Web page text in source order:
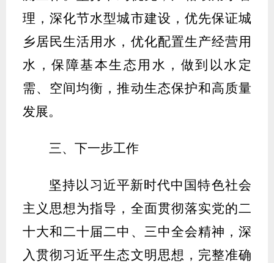
理，深化节水型城市建设，优先保证城
乡居民生活用水，优化配置生产经营用
水，保障基本生态用水，做到以水定
需、空间均衡，推动生态保护和高质量
发展。
三、下一步工作
坚持以习近平新时代中国特色社会
主义思想为指导，全面贯彻落实党的二
十大和二十届二中、三中全会精神，深
入贯彻习近平生态文明思想，完整准确